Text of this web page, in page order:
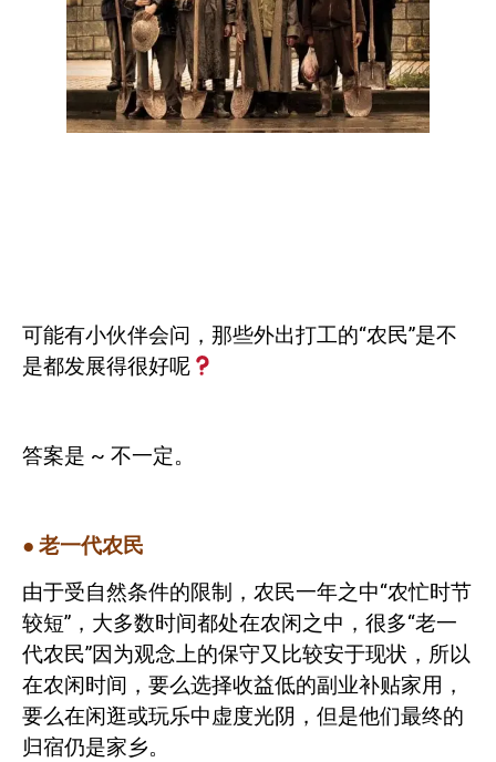
可能有小伙伴会问，那些外出打工的“农民”是不
是都发展得很好呢
答案是 ~ 不一定。
● 老一代农民
由于受自然条件的限制，农民一年之中“农忙时节
较短”，大多数时间都处在农闲之中，很多“老一
代农民”因为观念上的保守又比较安于现状，所以
在农闲时间，要么选择收益低的副业补贴家用，
要么在闲逛或玩乐中虚度光阴，但是他们最终的
归宿仍是家乡。